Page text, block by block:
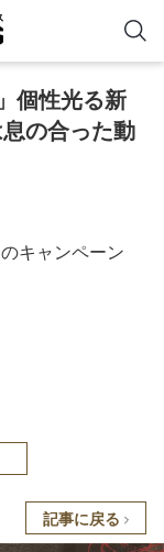
個性光る新
の合った動
キャンペーン
記事に戻る